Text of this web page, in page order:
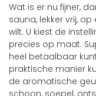
Wat is er nu fijner,
sauna, lekker vrij,
wilt. U kiest de
precies op maat.
heel betaalbaar
praktische manier
de aromatische
schoon, soepel,